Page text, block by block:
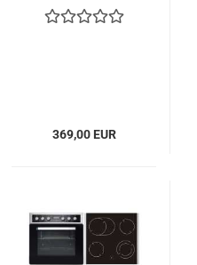
369,00 EUR